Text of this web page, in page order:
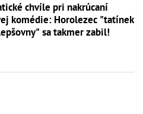
chvíle pri nakrúcaní
komédie: Horolezec "tatínek
sa takmer zabil!